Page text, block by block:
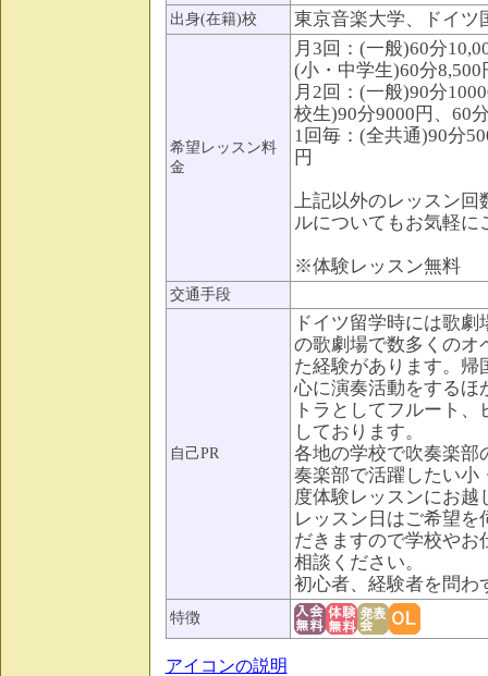
出身(在籍)校 東京音楽大学、ドイツ
希望レッスン料
金
月3回：(一般)60分
(小・中学生)60分8,500
月2回：(一般)90分
校生)90分9000円、60
1回毎：(全共通)90分
円
上記以外のレッスン回
ルについてもお気軽に
※体験レッスン無料
交通手段
自己PR
ドイツ留学時には歌
の歌劇場で数多くのオ
た経験があります。帰
心に演奏活動をするほ
トラとしてフルート
しております。
各地の学校で吹奏楽部
奏楽部で活躍したい小
度体験レッスンにお越
レッスン日はご希望を
だきますので学校やお
相談ください。
初心者、経験者を問わ
特徴
アイコンの説明